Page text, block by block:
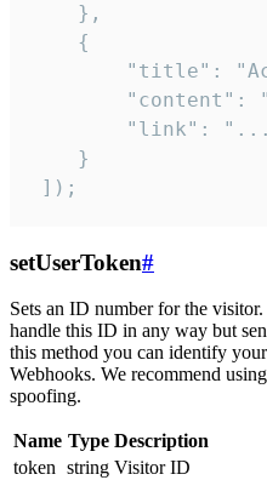
    },
    {
"title":
"content":
"link":
    }
]);
setUserToken#
Sets an ID number for the
handle this ID in any way but
this method you can identify
Webhooks. We recommend
spoofing.
Name Type Description
token string Visitor ID